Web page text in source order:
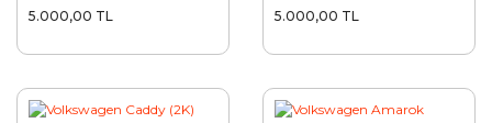
5.000,00 TL 5.000,00 TL